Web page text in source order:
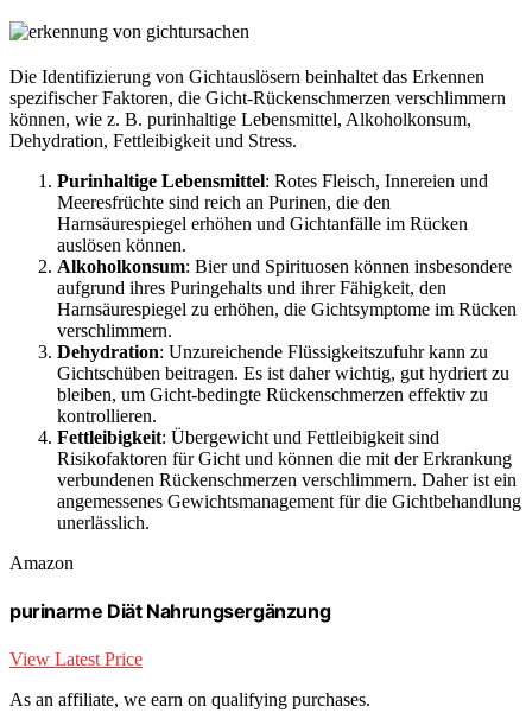
Die Identifizierung von Gichtauslösern beinhaltet das Erkennen
spezifischer Faktoren, die Gicht-Rückenschmerzen verschlimmern
können, wie z. B. purinhaltige Lebensmittel, Alkoholkonsum,
Dehydration, Fettleibigkeit und Stress.
Purinhaltige Lebensmittel: Rotes Fleisch, Innereien und
Meeresfrüchte sind reich an Purinen, die den
Harnsäurespiegel erhöhen und Gichtanfälle im Rücken
auslösen können.
Alkoholkonsum: Bier und Spirituosen können insbesondere
aufgrund ihres Puringehalts und ihrer Fähigkeit, den
Harnsäurespiegel zu erhöhen, die Gichtsymptome im Rücken
verschlimmern.
Dehydration: Unzureichende Flüssigkeitszufuhr kann zu
Gichtschüben beitragen. Es ist daher wichtig, gut hydriert zu
bleiben, um Gicht-bedingte Rückenschmerzen effektiv zu
kontrollieren.
Fettleibigkeit: Übergewicht und Fettleibigkeit sind
Risikofaktoren für Gicht und können die mit der Erkrankung
verbundenen Rückenschmerzen verschlimmern. Daher ist ein
angemessenes Gewichtsmanagement für die Gichtbehandlung
unerlässlich.
Amazon
purinarme Diät Nahrungsergänzung
View Latest Price
As an affiliate, we earn on qualifying purchases.